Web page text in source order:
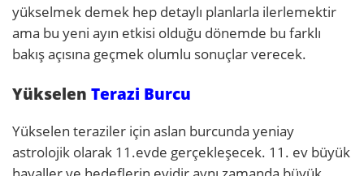
yükselmek demek hep detaylı planlarla ilerlemektir
ama bu yeni ayın etkisi olduğu dönemde bu farklı
bakış açısına geçmek olumlu sonuçlar verecek.
Yükselen Terazi Burcu
Yükselen teraziler için aslan burcunda yeniay
astrolojik olarak 11.evde gerçekleşecek. 11. ev büyük